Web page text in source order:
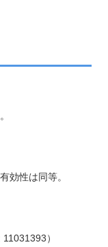
効性は同等。
）